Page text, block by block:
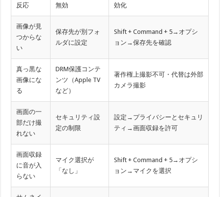
反応
無効
効化
画像が見
つからな
い
保存先が別フォ
ルダに設定
Shift + Command + 5→オプシ
ョン→保存先を確認
真っ黒な
画像にな
る
DRM保護コンテ
ンツ（Apple TV
など）
著作権上撮影不可・代替は外部
カメラ撮影
画面の一
部だけ撮
れない
セキュリティ設
定の制限
設定→プライバシーとセキュリ
ティ→画面収録を許可
画面収録
に音が入
らない
マイク選択が
「なし」
Shift + Command + 5→オプシ
ョン→マイクを選択